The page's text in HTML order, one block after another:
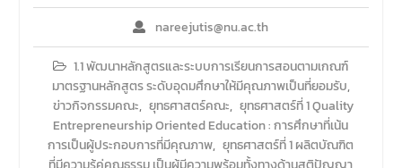
nareejutis@nu.ac.th
1.1 พัฒนาหลักสูตรและระบบการเรียนการสอนตามเกณฑ์
มาตรฐานหลักสูตร ระดับอุดมศึกษาให้มีคุณภาพเป็นที่ยอมรับ,
ข่าวกิจกรรมคณะ, ยุทธศาสตร์คณะ, ยุทธศาสตร์ที่ 1 Quality
Entrepreneurship Oriented Education : การศึกษาที่เน้น
การเป็นผู้ประกอบการที่มีคุณภาพ, ยุทธศาสตร์ที่ 1 ผลิตบัณฑิต